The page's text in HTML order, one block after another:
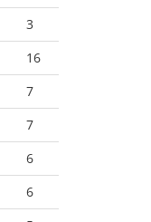
3
16
7
7
6
6